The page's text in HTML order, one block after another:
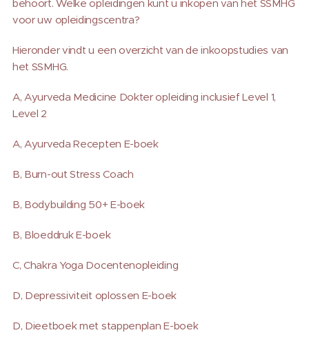
behoort. Welke opleidingen kunt u inkopen van het SSMHG
voor uw opleidingscentra?
Hieronder vindt u een overzicht van de inkoopstudies van
het SSMHG.
A, Ayurveda Medicine Dokter opleiding inclusief Level 1,
Level 2
A, Ayurveda Recepten E-boek
B, Burn-out Stress Coach
B, Bodybuilding 50+ E-boek
B, Bloeddruk E-boek
C, Chakra Yoga Docentenopleiding
D, Depressiviteit oplossen E-boek
D, Dieetboek met stappenplan E-boek